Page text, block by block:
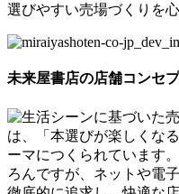
選びやすい売場づくりを
未来屋書店の店舗コンセ
は、「本選びが楽しくな
ーマにつくられています
ろんですが、ネットや電